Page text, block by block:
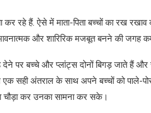
रहे हैं. ऐसे में माता-पिता बच्चों का रख
और शारिरिक मजबूत बनने की जगह
देने पर बच्चे और प्लांट्स दोनों बिगड़ जाते हैं
सही अंतराल के साथ अपने बच्चों को पाले-
चौड़ा कर उनका सामना कर सके।